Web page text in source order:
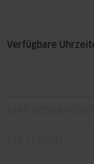
Verfügbare